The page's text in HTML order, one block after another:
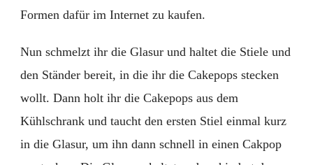
Formen dafür im Internet zu kaufen.
Nun schmelzt ihr die Glasur und haltet die Stiele und
den Ständer bereit, in die ihr die Cakepops stecken
wollt. Dann holt ihr die Cakepops aus dem
Kühlschrank und taucht den ersten Stiel einmal kurz
in die Glasur, um ihn dann schnell in einen Cakpop